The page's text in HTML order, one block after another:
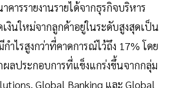
คารรายงานรายได้จากธุรกิจบริหาร
เงินใหม่จากลูกค้าอยู่ในระดับสูงสุดเป็น
ำไรสูงกว่าที่คาดการณ์ไว้ถึง 17% โดย
ลประกอบการที่แข็งแกร่งขึ้นจากกลุ่ม
Global Banking และ Global